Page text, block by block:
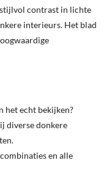
contrast in lichte
interieurs. Het blad
het echt bekijken?
diverse donkere
en alle